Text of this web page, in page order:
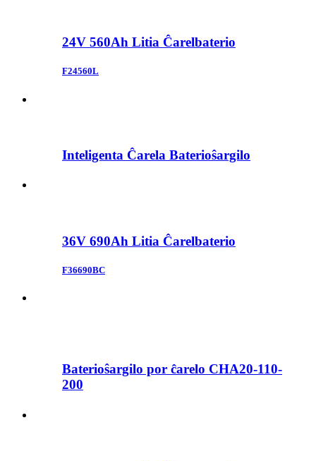
24V 560Ah Litia Ĉarelbaterio
F24560L
Inteligenta Ĉarela Baterioŝargilo
36V 690Ah Litia Ĉarelbaterio
F36690BC
Baterioŝargilo por ĉarelo CHA20-110-
200